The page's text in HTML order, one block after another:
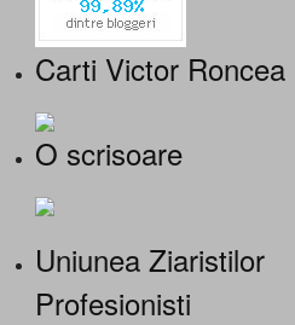
Carti Victor Roncea
O scrisoare
Uniunea Ziaristilor
Profesionisti